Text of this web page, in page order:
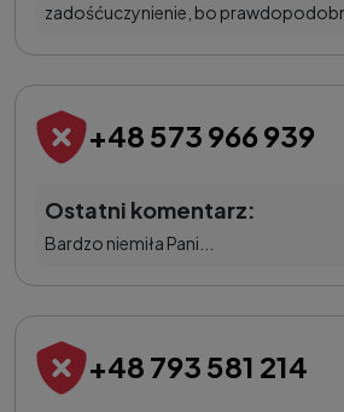
zadośćuczynienie, bo
+48 573 966 939
Ostatni komentarz:
Bardzo niemiła Pani...
+48 793 581 214